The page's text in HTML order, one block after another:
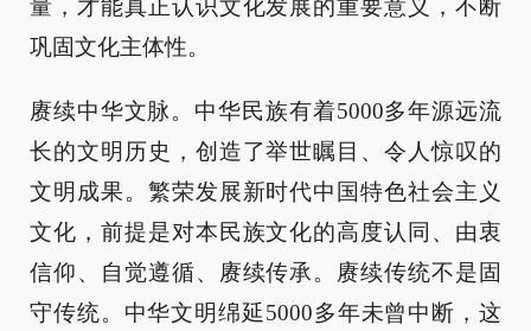
量，才能真正认识文化发展的重要意义，不断
巩固文化主体性。
赓续中华文脉。中华民族有着5000多年源远流
长的文明历史，创造了举世瞩目、令人惊叹的
文明成果。繁荣发展新时代中国特色社会主义
文化，前提是对本民族文化的高度认同、由衷
信仰、自觉遵循、赓续传承。赓续传统不是固
守传统。中华文明绵延5000多年未曾中断，这